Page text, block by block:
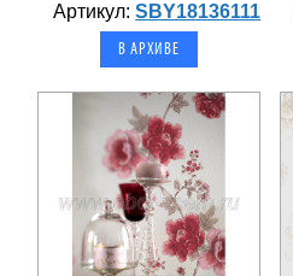
Артикул:SBY18136111
В АРХИВЕ